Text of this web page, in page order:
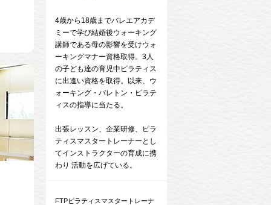
4歳から18歳までバレエアカデ
ミーで学び結婚後ウォーキング
講師である母の影響を受けウォ
ーキングマナー資格取得。3人
の子ども達の育児中ピラティス
に出逢い資格を取得。以来、ウ
ォーキング・バレトン・ピラテ
ィスの指導に当たる。
出張レッスン、企業研修、ピラ
ティスマスタートレーナーとし
てインストラクターの育成に携
わり 活動を広げている。
FTPピラティスマスタートレーナ